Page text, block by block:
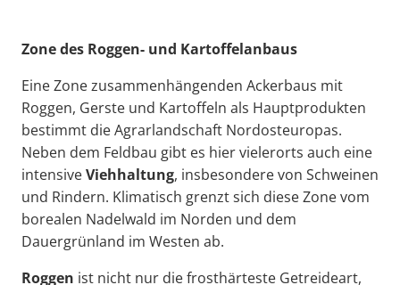
Zone des Roggen- und Kartoffelanbaus
Eine Zone zusammenhängenden Ackerbaus mit
Roggen, Gerste und Kartoffeln als Hauptprodukten
bestimmt die Agrarlandschaft Nordosteuropas.
Neben dem Feldbau gibt es hier vielerorts auch eine
intensiveViehhaltung, insbesondere von Schweinen
und Rindern. Klimatisch grenzt sich diese Zone vom
borealen Nadelwald im Norden und dem
Dauergrünland im Westen ab.
Roggen ist nicht nur die frosthärteste Getreideart,